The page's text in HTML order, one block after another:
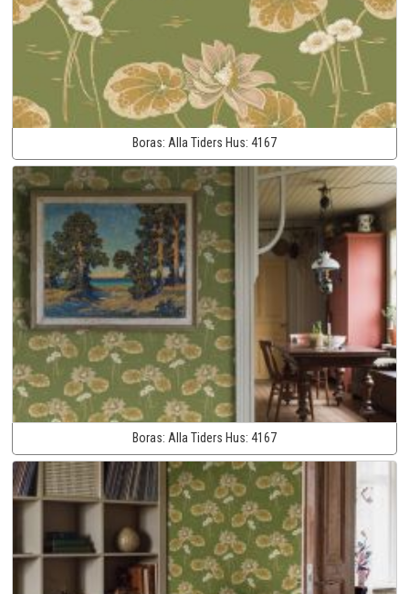
Boras: Alla Tiders Hus: 4167
Boras: Alla Tiders Hus: 4167